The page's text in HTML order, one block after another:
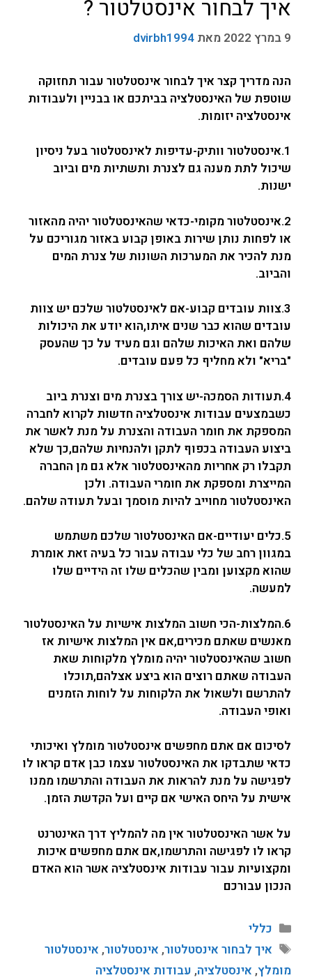
איך לבחור אינסטלטור ?
9 במרץ 2022 מאת dvirbh1994
הנה מדריך קצר איך לבחור אינסטלטור עבור תחזוקה
שוטפת של האינסטלציה בביתכם או בבניין ולעבודות
אינסטלציה יזומות.
1.אינסטלטור וותיק-עדיפות לאינסטלטור בעל ניסיון
שיכול לתת מענה גם לצנרת ותשתיות מים וביוב
ישנות.
2.אינסטלטור מקומי-כדאי שהאינסטלטור יהיה מהאזור
או לפחות נותן שירות באופן קבוע באזור מגוריכם על
מנת להכיר את המערכות השונות של צנרת המים
והביוב.
3.צוות עובדים קבוע-אם לאינסטלטור שלכם יש צוות
עובדים שהוא כבר שנים איתו,הוא יודע את היכולות
שלהם ואת האיכות שלהם וגם מעיד על כך שהעסק
"בריא" ולא מחליף כל פעם עובדים.
4.תעודות הסמכה-יש צורך בצנרת מים וצנרת ביוב
כשבמצעים עבודות אינסטלציה חדשות לקרוא לחברה
המספקת את חומר העבודה והצנרת על מנת לאשר את
ביצוע העבודה בכפוף לתקן ולהנחיות שלהם,כך שלא
תקבלו רק אחריות מהאינסטלטור אלא גם מן החברה
המייצרת ומספקת את חומרי העבודה. ולכן
האינסטלטור מחוייב להיות מוסמך ובעל תעודה שלהם.
5.כלים יעודיים-אם האינסטלטור שלכם משתמש
במגוון רחב של כלי עבודה עבור כל בעיה זאת אומרת
שהוא מקצוען ומבין שהכלים שלו זה הידיים שלו
למעשה.
6.המלצות-הכי חשוב המלצות אישיות על האינסטלטור
מאנשים שאתם מכירים,אם אין המלצות אישיות אז
חשוב שהאינסטלטור יהיה מומלץ מלקוחות שאת
העבודה שאתם רוצים הוא ביצע אצלהם,תוכלו
להתרשם ולשאול את הלקוחות על לוחות הזמנים
ואופי העבודה.
לסיכום אם אתם מחפשים אינסטלטור מומלץ ואיכותי
כדאי שתבדקו את האינסטלטור עצמו כבן אדם קראו לו
לפגישה על מנת להראות את העבודה והתרשמו ממנו
אישית על היחס האישי אם קיים ועל הקדשת הזמן.
על אשר האינסטלטור אין מה להמליץ דרך האינטרנט
קראו לו לפגישה והתרשמו,אם אתם מחפשים איכות
ומקצועיות עבור עבודות אינסטלציה אשר הוא האדם
הנכון עבורכם
כללי
איך לבחור אינסטלטור, אינסטלטור, אינסטלטור
מומלץ, אינסטלציה, עבודות אינסטלציה